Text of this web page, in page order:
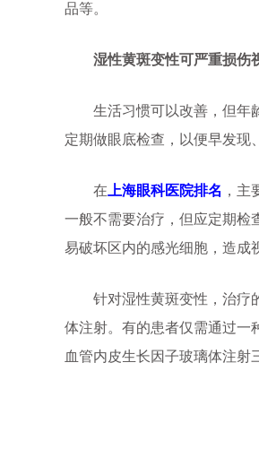
品等。
湿性黄斑变性可严重损伤
生活习惯可以改善，但年龄
定期做眼底检查，以便早发现
在 上海眼科医院排名 ，
一般不需要治疗，但应定期检
易破坏区内的感光细胞，造成
针对湿性黄斑变性，治疗的
体注射。有的患者仅需通过一
血管内皮生长因子玻璃体注射